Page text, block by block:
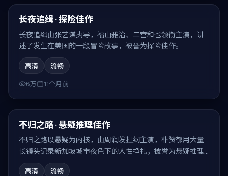
最新
长夜追缉 · 探险佳作
长夜追缉由张艺谋执导，福山雅治、二宫和也领衔主演，讲
述了发生在美国的一段冒险故事，被誉为探险佳作。
高清
流畅
6万
11个月前
最新
不归之路 · 悬疑推理佳作
不归之路以悬疑为内核，由周润发担纲主演，朴赞郁用大量
长镜头记录新加坡城市夜色下的人性挣扎，被誉为悬疑推理
佳作。
高清
流畅